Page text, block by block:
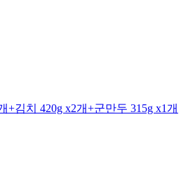
+김치 420g x2개+군만두 315g x1개